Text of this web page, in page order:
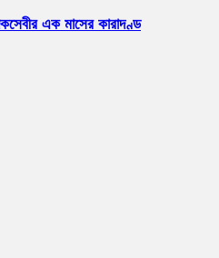
এক মাসের কারাদণ্ড